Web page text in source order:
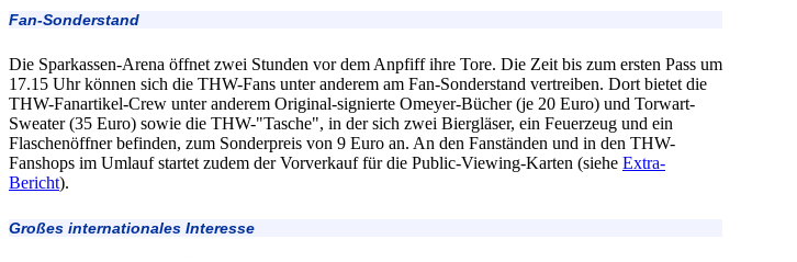
Fan-Sonderstand
Die Sparkassen-Arena öffnet zwei Stunden vor dem Anpfiff ihre Tore. Die Zeit bis zum ersten Pass um
17.15 Uhr können sich die THW-Fans unter anderem am Fan-Sonderstand vertreiben. Dort bietet die
THW-Fanartikel-Crew unter anderem Original-signierte Omeyer-Bücher (je 20 Euro) und Torwart-
Sweater (35 Euro) sowie die THW-"Tasche", in der sich zwei Biergläser, ein Feuerzeug und ein
Flaschenöffner befinden, zum Sonderpreis von 9 Euro an. An den Fanständen und in den THW-
Fanshops im Umlauf startet zudem der Vorverkauf für die Public-Viewing-Karten (siehe Extra-
Bericht).
Großes internationales Interesse